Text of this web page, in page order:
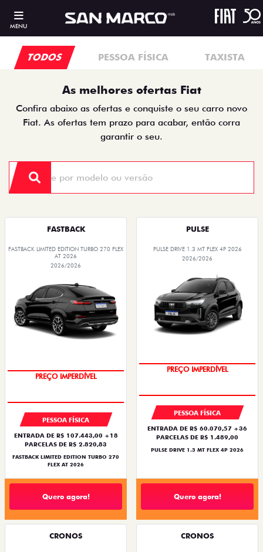
MENU
TODOS PESSOA FÍSICA TAXISTA
As melhores ofertas Fiat
Confira abaixo as ofertas e conquiste o seu carro novo
Fiat. As ofertas tem prazo para acabar, então corra
garantir o seu.
FASTBACK
FASTBACK LIMITED EDITION TURBO 270 FLEX
AT 2026
2026/2026
PREÇO IMPERDÍVEL
PESSOA FÍSICA
ENTRADA DE R$ 107.443,00 +18
PARCELAS DE R$ 2.820,83
FASTBACK LIMITED EDITION TURBO 270
FLEX AT 2026
Quero agora!
PULSE
PULSE DRIVE 1.3 MT FLEX 4P 2026
2026/2026
PREÇO IMPERDÍVEL
PESSOA FÍSICA
ENTRADA DE R$ 60.070,57 +36
PARCELAS DE R$ 1.489,00
PULSE DRIVE 1.3 MT FLEX 4P 2026
Quero agora!
CRONOS CRONOS